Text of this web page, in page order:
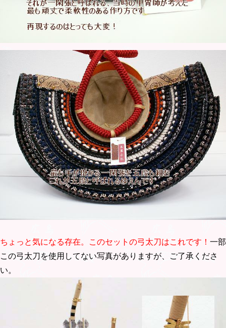
ちょっと気になる存在。このセットの弓太刀はこれです！ 一部
この弓太刀を使用してない写真がありますが、ご了承くださ
い。